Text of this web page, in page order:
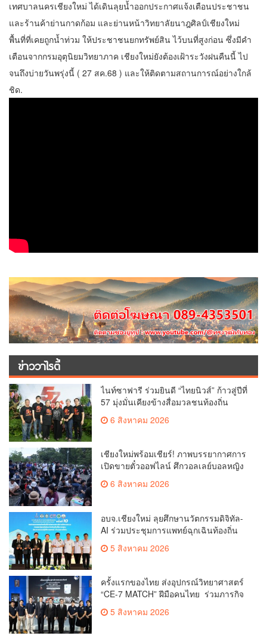
เทศบาลนครเชียงใหม่ ได้เดินลุยน้ำออกประกาศแจ้งเตือนประชาชน
และร้านค้าย่านกาดก้อม และย่านหน้าวิทยาลัยนาฎศิลป์เชียงใหม่
พื้นที่ที่เคยถูกน้ำท่วม ให้ประชาชนยกทรัพย์สิน ไว้บนที่สูงก่อน ซึ่งมีคำ
เตือนจากกรมอุตุนิยมวิทยาภาค เชียงใหม่ยังต้องเฝ้าระวังฝนคืนนี้ ไป
จนถึงบ่ายวันพรุ่งนี้ ( 27 สค.68 ) และให้ติดตามสถานการณ์อย่างใกล้
ชิด.
ข่าววาไรตี้
ไนท์ซาฟารี ร่วมยินดี “ไทยนิวส์” ก้าวสู่ปีที่
57 มุ่งมั่นเคียงข้างสื่อมวลชนท้องถิ่น
6 สิงหาคม 2026
เชียงใหม่พร้อมเชียร์! ภาพบรรยากาศการ
เปิดขายตั๋วออฟไลน์ ศึกวอลเลย์บอลหญิง
‘BYD DMI 6th SEA V Cup’ 6 ส.ค. นี้ รวม
6,000 ใบ
6 สิงหาคม 2026
อบจ.เชียงใหม่ ลุยศึกษานวัตกรรมดิจิทัล-
AI ร่วมประชุมการแพทย์ฉุกเฉินท้องถิ่น
เอราวัณสู่มาตรฐานสากล
5 สิงหาคม 2026
ครั้งแรกของไทย ส่งอุปกรณ์วิทยาศาสตร์
“CE-7 MATCH” ฝีมือคนไทย ร่วมภารกิจ
5 สิงหาคม 2026